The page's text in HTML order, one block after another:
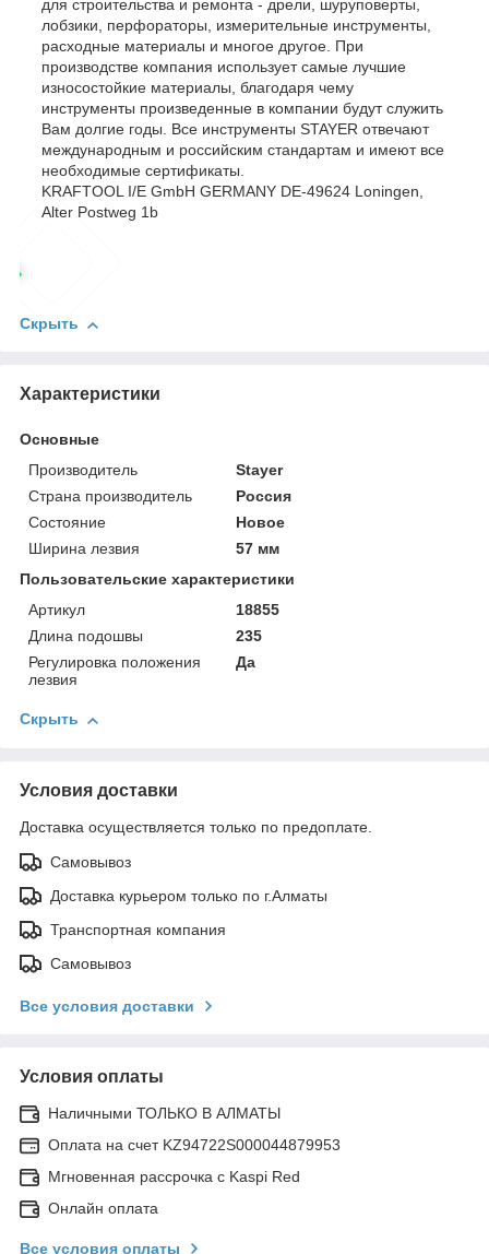
для строительства и ремонта - дрели, шуруповерты,
лобзики, перфораторы, измерительные инструменты,
расходные материалы и многое другое. При
производстве компания использует самые лучшие
износостойкие материалы, благодаря чему
инструменты произведенные в компании будут служить
Вам долгие годы. Все инструменты STAYER отвечают
международным и российским стандартам и имеют все
необходимые сертификаты.
KRAFTOOL I/E GmbH GERMANY DE-49624 Loningen,
Alter Postweg 1b
Скрыть
Характеристики
Основные
Производитель
Stayer
Страна производитель
Россия
Состояние
Новое
Ширина лезвия
57 мм
Пользовательские характеристики
Артикул
18855
Длина подошвы
235
Регулировка положения
лезвия
Да
Скрыть
Условия доставки
Доставка осуществляется только по предоплате.
Самовывоз
Доставка курьером только по г.Алматы
Транспортная компания
Самовывоз
Все условия доставки
Условия оплаты
Наличными ТОЛЬКО В АЛМАТЫ
Оплата на счет KZ94722S000044879953
Мгновенная рассрочка с Kaspi Red
Онлайн оплата
Все условия оплаты